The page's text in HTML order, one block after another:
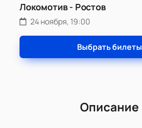
Локомотив - Ростов
24 ноября, 19:00
Выбрать билеты
Описание